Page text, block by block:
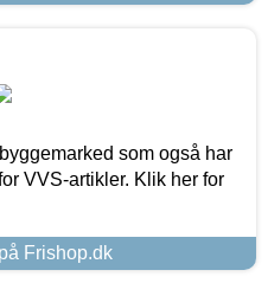
som også har
VVS-artikler. Klik her for
Frishop.dk